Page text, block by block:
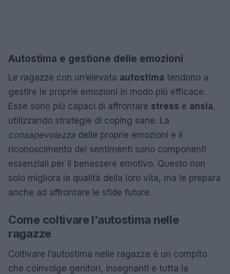
Autostima e gestione delle emozioni
Le ragazze con un’elevata autostima tendono a
gestire le proprie emozioni in modo più efficace.
Esse sono più capaci di affrontare stress e ansia,
utilizzando strategie di coping sane. La
consapevolezza delle proprie emozioni e il
riconoscimento dei sentimenti sono componenti
essenziali per il benessere emotivo. Questo non
solo migliora la qualità della loro vita, ma le prepara
anche ad affrontare le sfide future.
Come coltivare l’autostima nelle
ragazze
Coltivare l’autostima nelle ragazze è un compito
che coinvolge genitori, insegnanti e tutta la